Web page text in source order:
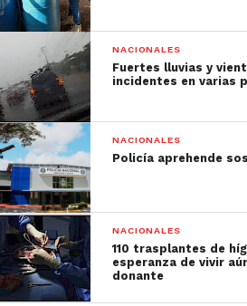
NACIONALES
Fuertes lluvias y
incidentes en varias
NACIONALES
Policía aprehende
NACIONALES
110 trasplantes de
esperanza de vivir
donante